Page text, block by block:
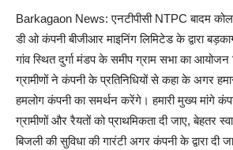
Barkagaon News: एनटीपीसी NTPC बादम
डी ओ कंपनी बीजीआर माइनिंग लिमिटेड के द्वारा
गांव स्थित दुर्गा मंडप के समीप ग्राम सभा का आयोजन
ग्रामीणों ने कंपनी के प्रतिनिधियों से कहा के अगर
हमलोग कंपनी का समर्थन करेंगे। हमारी मुख्य मांगे
ग्रामीणों और रैयतों को प्राथमिकता दी जाए, बेहतर
बिजली की सुविधा की गारंटी अगर कंपनी के द्वारा दी